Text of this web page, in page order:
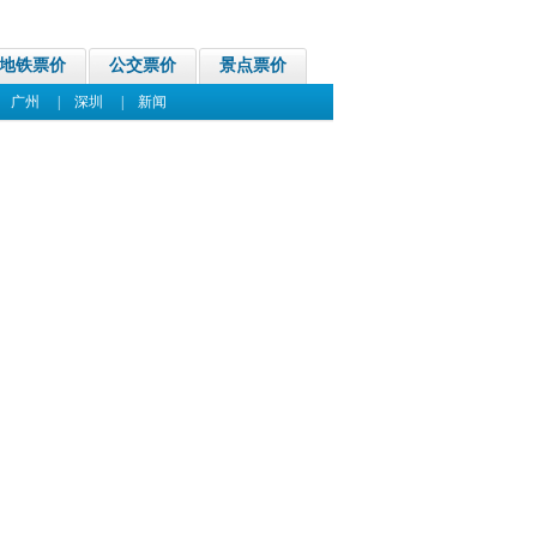
地铁票价 公交票价 景点票价
广州 深圳 新闻